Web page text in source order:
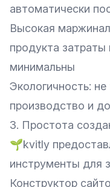
автоматически
Высокая
продукта затраты
минимальны
Экологичность:
производство и
3. Простота
🌱kvitly
инструменты для
Конструктор